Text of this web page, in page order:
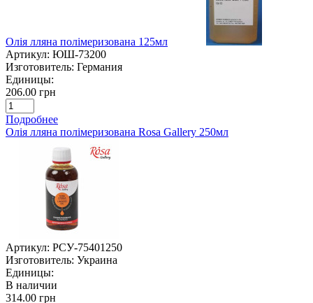
Олія лляна полімеризована 125мл
Артикул: ЮШ-73200
Изготовитель: Германия
Единицы:
206.00 грн
Подробнее
Олія лляна полімеризована Rosa Gallery 250мл
Артикул: РСУ-75401250
Изготовитель: Украина
Единицы:
В наличии
314.00 грн